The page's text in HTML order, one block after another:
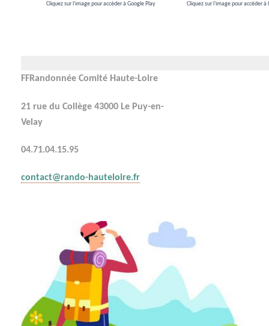
Cliquez sur l'image pour accéder à Google Play Cliquez sur l'image pour accéder à
FFRandonnée Comité Haute-Loire
21 rue du Collège 43000 Le Puy-en-
Velay
04.71.04.15.95
contact@rando-hauteloire.fr